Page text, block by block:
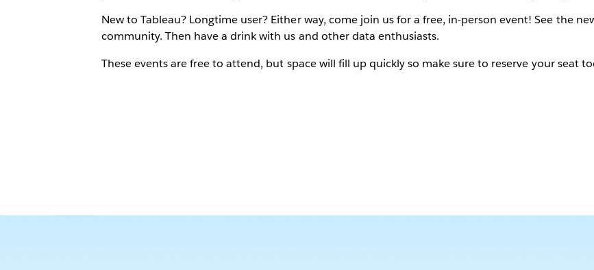
New to Tableau? Longtime user? Either way, come join us for a free, in-person event! See the
community. Then have a drink with us and other data enthusiasts.
These events are free to attend, but space will fill up quickly so make sure to reserve your seat